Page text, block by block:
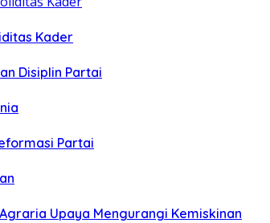
Kader
Disiplin Partai
Partai
Upaya Mengurangi Kemiskinan